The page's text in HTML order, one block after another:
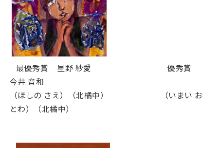
最優秀賞 星野 紗愛 優秀賞
今井 音和
（ほしの さえ）（北橘中） （いまい お
とわ）（北橘中）